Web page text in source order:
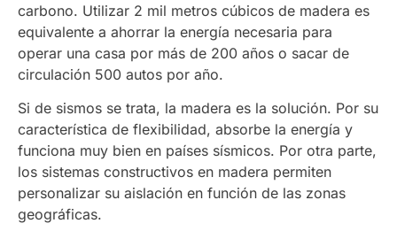
carbono. Utilizar 2 mil metros cúbicos de madera es
equivalente a ahorrar la energía necesaria para
operar una casa por más de 200 años o sacar de
circulación 500 autos por año.
Si de sismos se trata, la madera es la solución. Por su
característica de flexibilidad, absorbe la energía y
funciona muy bien en países sísmicos. Por otra parte,
los sistemas constructivos en madera permiten
personalizar su aislación en función de las zonas
geográficas.